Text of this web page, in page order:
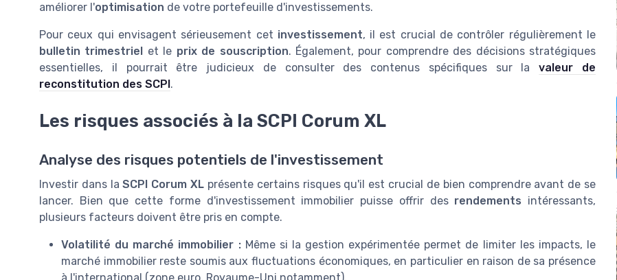
améliorer l'optimisation de votre portefeuille d'investissements.
Pour ceux qui envisagent sérieusement cet investissement, il est crucial de contrôler régulièrement le
bulletin trimestriel
et le prix de souscription. Également, pour comprendre des décisions stratégiques
essentielles, il pourrait être judicieux de consulter des contenus spécifiques sur lavaleur de
reconstitution des SCPI .
Les risques associés à la SCPI Corum XL
Analyse des risques potentiels de l'investissement
Investir dans laSCPI Corum XL présente certains risques qu'il est crucial de bien comprendre avant de se
lancer. Bien que cette forme d'investissement immobilier puisse offrir des rendements intéressants,
plusieurs facteurs doivent être pris en compte.
Volatilité du marché immobilier :Même si la gestion expérimentée permet de limiter les impacts, le
marché immobilier reste soumis aux fluctuations économiques, en particulier en raison de sa présence
à l'international (zone euro, Royaume-Uni notamment).